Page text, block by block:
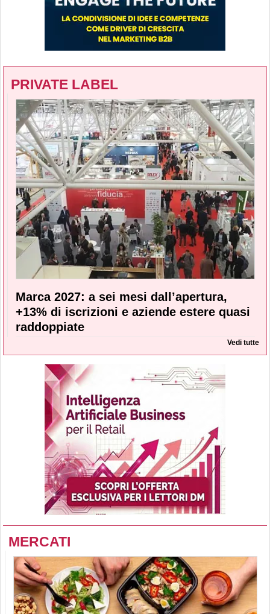
PRIVATE LABEL
Marca 2027: a sei mesi dall’apertura,
+13% di iscrizioni e aziende estere quasi
raddoppiate
Vedi tutte
MERCATI